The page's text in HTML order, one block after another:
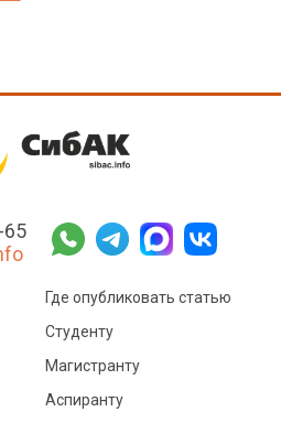
65
Где опубликовать статью
Студенту
Магистранту
Аспиранту